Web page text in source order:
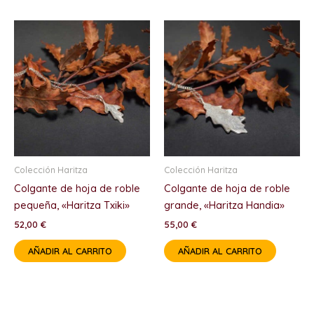
Colección Haritza
Colgante de hoja de roble
pequeña, «Haritza Txiki»
52,00 €
AÑADIR AL CARRITO
Colección Haritza
Colgante de hoja de roble
grande, «Haritza Handia»
55,00 €
AÑADIR AL CARRITO